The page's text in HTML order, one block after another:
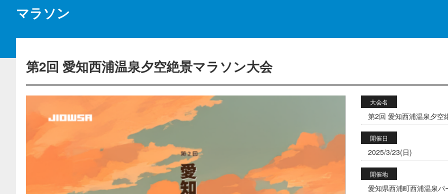
マラソン
第2回 愛知西浦温泉夕空絶景マラソン大会
大会名
第2回 愛知西浦温泉夕空
開催日
2025/3/23(日)
開催地
愛知県西浦町西浦温泉